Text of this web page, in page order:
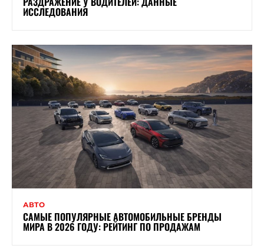
ИССЛЕДОВАНИЯ
АВТО
САМЫЕ ПОПУЛЯРНЫЕ АВТОМОБИЛЬНЫЕ БРЕНДЫ
МИРА В 2026 ГОДУ: РЕЙТИНГ ПО ПРОДАЖАМ